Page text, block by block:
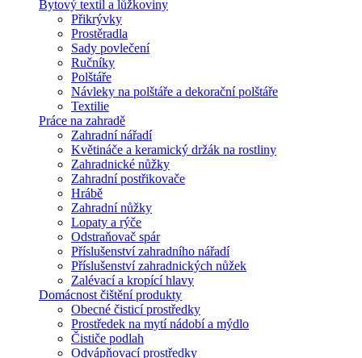
Bytový textil a lůžkoviny
Přikrývky
Prostěradla
Sady povlečení
Ručníky
Polštáře
Návleky na polštáře a dekorační polštáře
Textilie
Práce na zahradě
Zahradní nářadí
Květináče a keramický držák na rostliny
Zahradnické nůžky
Zahradní postřikovače
Hrábě
Zahradní nůžky
Lopaty a rýče
Odstraňovač spár
Příslušenství zahradního nářadí
Příslušenství zahradnických nůžek
Zalévací a kropící hlavy
Domácnost čištění produkty
Obecné čisticí prostředky
Prostředek na mytí nádobí a mýdlo
Čističe podlah
Odvápňovací prostředky